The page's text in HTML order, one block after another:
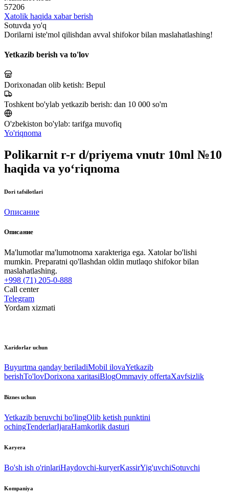
57206
Xatolik haqida xabar berish
Sotuvda yo'q
Dorilarni iste'mol qilishdan avval shifokor bilan maslahatlashing!
Yetkazib berish va to'lov
Dorixonadan olib ketish: Bepul
Toshkent bo'ylab yetkazib berish: dan 10 000 so'm
O'zbekiston bo'ylab: tarifga muvofiq
Yo'riqnoma
Polikarnit r-r d/priyema vnutr 10ml №10
haqida va yo‘riqnoma
Dori tafsilotlari
Описание
Описание
Ma'lumotlar ma'lumotnoma xarakteriga ega. Xatolar bo'lishi
mumkin. Preparatni qo'llashdan oldin mutlaqo shifokor bilan
maslahatlashing.
+998 (71) 205-0-888
Call center
Telegram
Yordam xizmati
Xaridorlar uchun
Buyurtma qanday beriladiMobil ilovaYetkazib
berishTo'lovDorixona xaritasiBlogOmmaviy offertaXavfsizlik
Biznes uchun
Yetkazib beruvchi bo'lingOlib ketish punktini
ochingTenderlarIjaraHamkorlik dasturi
Karyera
Bo'sh ish o'rinlariHaydovchi-kuryerKassirYig'uvchiSotuvchi
Kompaniya